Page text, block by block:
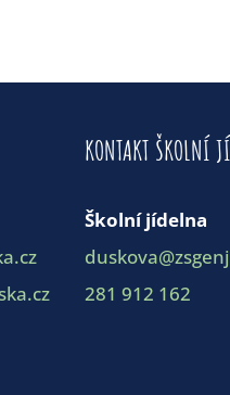
KONTAKT ŠKOLNÍ
Školní jídelna
281 912 162